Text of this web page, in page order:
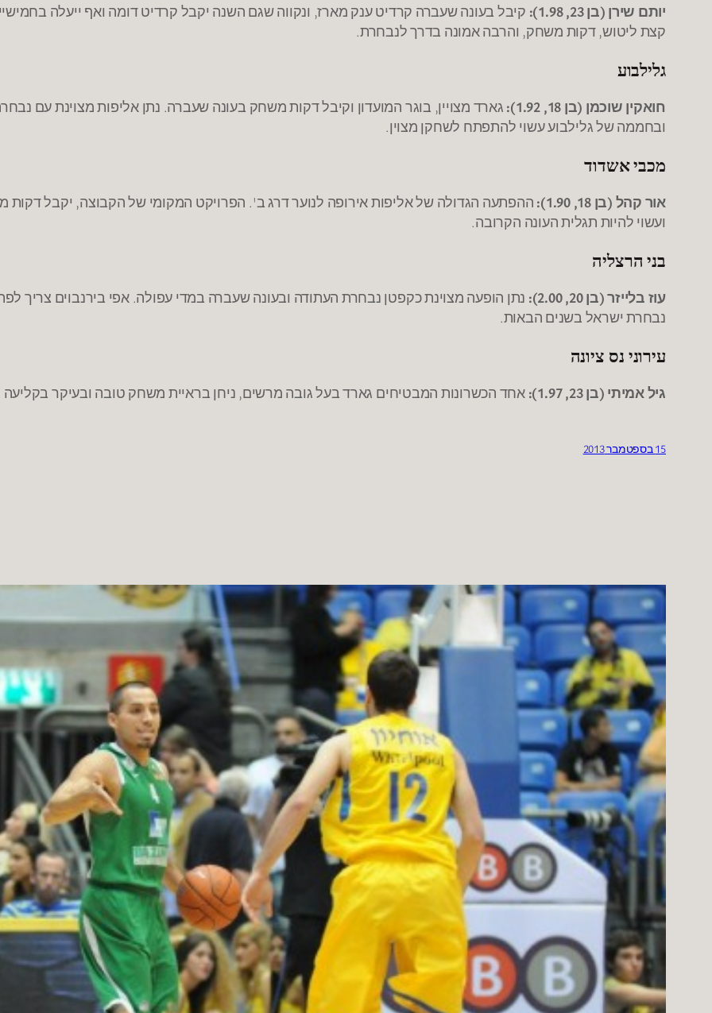
יותם שירן (בן 23, 1.98):
קיבל בעונה שעברה קרדיט ענק מארז, ונקווה שגם השנה יקבל קרדיט דומה ואף ייעלה
קצת ליטוש, דקות משחק, והרבה אמונה בדרך לנבחרת.
גלילבוע
חואקין שוכמן (בן 18, 1.92):
גארד מצויין, בוגר המועדון וקיבל דקות משחק בעונה שעברה. נתן אליפות מצוינת עם
ובחממה של גלילבוע עשוי להתפתח לשחקן מצוין.
מכבי אשדוד
אור קהל (בן 18, 1.90):
ההפתעה הגדולה של אליפות אירופה לנוער דרג ב'. הפרויקט המקומי של הקבוצה, יקבל דקות
ועשוי להיות תגלית העונה הקרובה.
בני הרצליה
עוז בלייזר (בן 20, 2.00):
נתן הופעה מצוינת כקפטן נבחרת העתודה ובעונה שעברה במדי עפולה. אפי בירנבוים צריך
נבחרת ישראל בשנים הבאות.
עירוני נס ציונה
גיל אמיתי (בן 23, 1.97): אחד הכשרונות המבטיחים גארד בעל גובה מרשים, ניחן בראיית משחק טובה ובעיקר
15 בספטמבר 2013